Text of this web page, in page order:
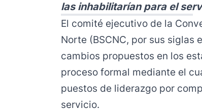
las inhabilitarían para el
El comité ejecutivo de la
Norte (BSCNC, por sus siglas
cambios propuestos en los
proceso formal mediante el
puestos de liderazgo por
servicio.